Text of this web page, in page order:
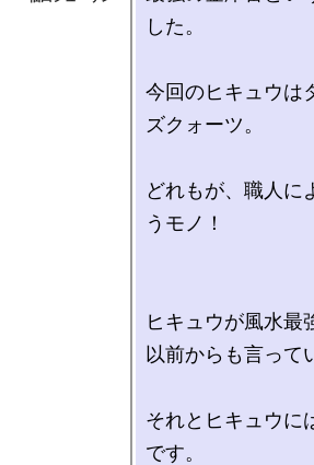
した。
今回のヒキュウは
ズクォーツ。
どれもが、職人に
うモノ！
ヒキュウが風水最
以前からも言っ
それとヒキュウに
です。